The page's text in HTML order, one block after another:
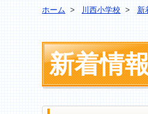
ホーム > 川西小学校 > 新
新着情